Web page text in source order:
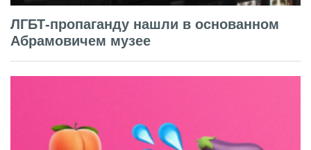
ЛГБТ-пропаганду нашли в основанном
Абрамовичем музее